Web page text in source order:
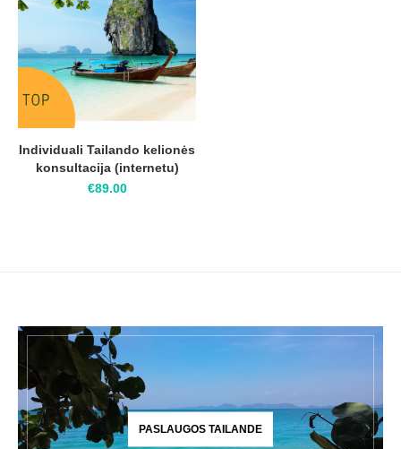
Individuali Tailando kelionės
konsultacija (internetu)
€89.00
PASLAUGOS TAILANDE